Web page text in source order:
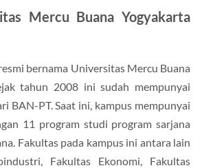
Mercu Buana Yogyakarta
bernama Universitas Mercu Buana
tahun 2008 ini sudah mempunyai
BAN-PT. Saat ini, kampus mempunyai
11 program studi program sarjana
Fakultas pada kampus ini antara lain
Fakultas Ekonomi, Fakultas